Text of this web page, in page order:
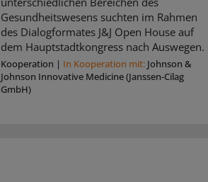
Gesundheitswesens suchten im Rahmen
des Dialogformates J&J Open House auf
dem Hauptstadtkongress nach Auswegen.
Kooperation | In Kooperation mit: Johnson &
Johnson Innovative Medicine (Janssen-Cilag
GmbH)